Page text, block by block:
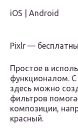
iOS | Android
Pixlr —
Простое в
функционалом.
здесь можно
фильтров
композиции,
красный.